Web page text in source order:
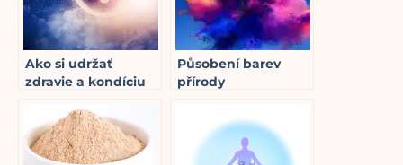
Ako si udržať
zdravie a kondíciu
min read
Působení barev
přírody